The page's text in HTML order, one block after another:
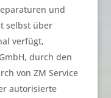
und
selbst über
verfügt,
durch den
von ZM Service
autorisierte